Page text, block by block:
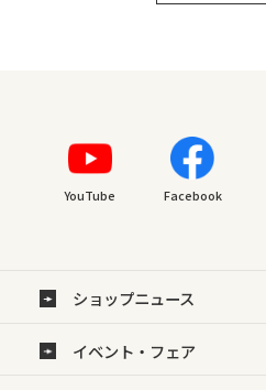
YouTube Facebook
ショップニュース
イベント・フェア